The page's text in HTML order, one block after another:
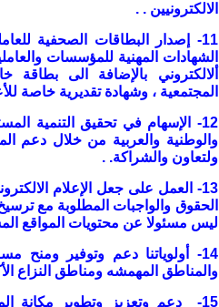
الالكترونيين . .
11- إصدار البطاقات الصحفية
الشهادات المهنية للمؤسسات
ألالكتروني بالإضافة الى
المجتمعية ، وشهادة تقديرية خاصة
12- الإسهام في تحقيق التنمية
والوطنية والعربية من خلال دعم
ولتعاون والشراكة. .
13- العمل على جعل الإعلام
الحقوق والواجبات المطلوبة مع
ليس مسئولا عن محتويات المواقع
14- أولوياتنا دعم وتوفير ومنح
والمناطق المهمشه ومناطق النزاع
15- دعم وتعزيز وتطوير مكانة